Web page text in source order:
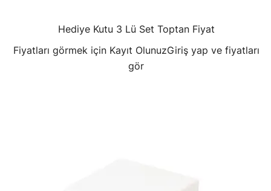
Hediye Kutu 3 Lü Set Toptan Fiyat
Fiyatları görmek için Kayıt OlunuzGiriş yap ve fiyatları
gör